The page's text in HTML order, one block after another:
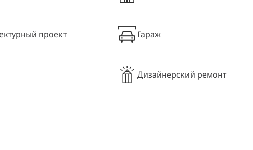
проект Гараж
Дизайнерский ремонт